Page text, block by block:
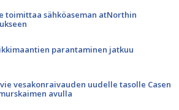
toimittaa sähköaseman atNorthin
parantaminen jatkuu
vesakonraivauden uudelle tasolle Casen
avulla